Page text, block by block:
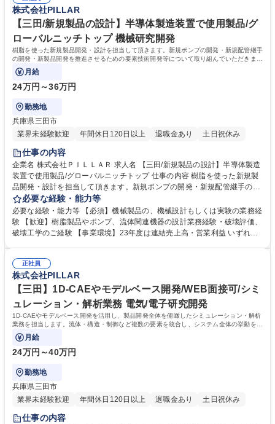
株式会社PILLAR
【三田/新規製品の設計】半導体製造装置で使用製品/グ
ローバルニッチトップ 機械研究開発
樹脂を使った新規製品開発・設計を担当して頂きます。新規ポンプの開発・新規配管継手
の開発・新製品開発を推進させるための要素技術開発等について取り組んでいただきま
す。
月給
24万円～36万円
勤務地
兵庫県三田市
業界未経験歓迎
年間休日120日以上 退職金あり 土日祝休み
仕事の内容
企業名 株式会社ＰＩＬＬＡＲ 求人名 【三田/新規製品の設計】半導体製造
装置で使用製品/グローバルニッチトップ 仕事の内容 樹脂を使った新規製
品開発・設計を担当して頂きます。新規ポンプの開発・新規配管継手の開
発・新製品開発を推進させるための要素技術開発等について取り組んでい
ただきます。 直接顧客と対話し、営業と協力し、顧客ニーズを確認しなが
ら設計業務に取り組んでいただきます。 開発過程においてはメカニズムの
解明に重きを置いており、専門知識の探求を通じて深みと幅のある技術者
半導体製造装置で使用製品/グローバルニッチトップ
必要な経験・能力等
必要な経験・能力等 【必須】機械製品の、機械設計もしくは実験の業務経
験 【歓迎】樹脂製品やポンプ、流体関連機器の設計業務経験・破壊評価、
破壊工学のご経験 【事業環境】23年度は連結売上高・営業利益 いずれも3
題から生まれる新市場での圧倒的なグローバルシェアの獲得を目指しま
す。 学歴・資格 学歴：大学院 大学 高専 語学力： 資格：
正社員
株式会社PILLAR
【三田】1D-CAEやモデルベース開発/WEB面接可/シミ
ュレーション・解析業務 電気/電子研究開発
1D-CAEやモデルベース開発を活用し、製品開発全体を俯瞰したシミュレーション・解析
業務を担当します。流体・構造・制御など複数の要素を統合し、システム全体の挙動を捉
え、開発スピードや品質向上を目指します。
月給
24万円～40万円
勤務地
兵庫県三田市
業界未経験歓迎
年間休日120日以上 退職金あり 土日祝休み
仕事の内容